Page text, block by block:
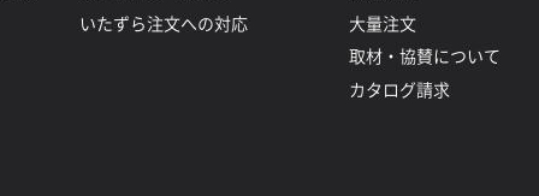
いたずら注文への対応
大量注文
取材・協賛について
カタログ請求